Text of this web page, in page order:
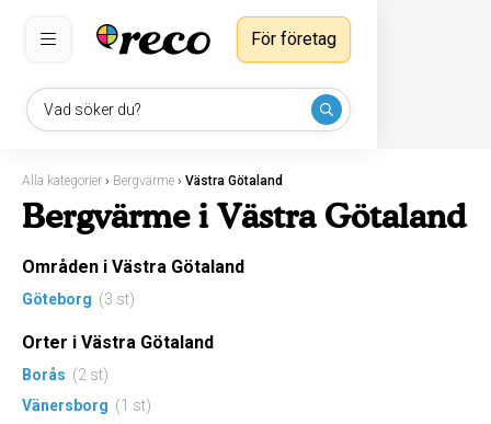
Vad söker du?
För företag
Alla kategorier › Bergvärme › Västra Götaland
Bergvärme i Västra Götaland
Områden i Västra Götaland
Göteborg (3 st)
Orter i Västra Götaland
Borås (2 st)
Vänersborg (1 st)